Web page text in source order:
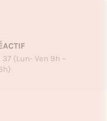
(Lun- Ven 9h –